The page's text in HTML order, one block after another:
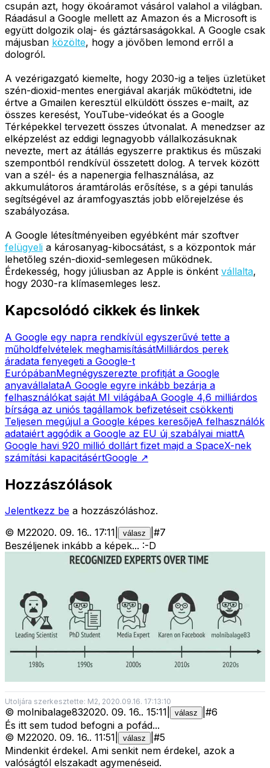
csupán azt, hogy ökoáramot vásárol valahol a világban.
Ráadásul a Google mellett az Amazon és a Microsoft is
együtt dolgozik olaj- és gáztársaságokkal. A Google csak
májusban közölte, hogy a jövőben lemond erről a
dologról.
A vezérigazgató kiemelte, hogy 2030-ig a teljes üzletüket
szén-dioxid-mentes energiával akarják működtetni, ide
értve a Gmailen keresztül elküldött összes e-mailt, az
összes keresést, YouTube-videókat és a Google
Térképekkel tervezett összes útvonalat. A menedzser az
elképzelést az eddigi legnagyobb vállalkozásuknak
nevezte, mert az átállás egyszerre praktikus és műszaki
szempontból rendkívül összetett dolog. A tervek között
van a szél- és a napenergia felhasználása, az
akkumulátoros áramtárolás erősítése, s a gépi tanulás
segítségével az áramfogyasztás jobb előrejelzése és
szabályozása.
A Google létesítményeiben egyébként már szoftver
felügyeli a károsanyag-kibocsátást, s a központok már
lehetőleg szén-dioxid-semlegesen működnek.
Érdekesség, hogy júliusban az Apple is önként vállalta,
hogy 2030-ra klímasemleges lesz.
Kapcsolódó cikkek és linkek
A Google egy napra rendkívül egyszerűvé tette a
műholdfelvételek meghamisításátMilliárdos perek
áradata fenyegeti a Google-t
EurópábanMegnégyszerezte profitját a Google
anyavállalataA Google egyre inkább bezárja a
felhasználókat saját MI világábaA Google 4,6 milliárdos
bírsága az uniós tagállamok befizetéseit csökkenti
Teljesen megújul a Google képes keresőjeA felhasználók
adataiért aggódik a Google az EU új szabályai miattA
Google havi 920 millió dollárt fizet majd a SpaceX-nek
számítási kapacitásértGoogle ↗
Hozzászólások
Jelentkezz be a hozzászóláshoz.
© M22020. 09. 16.. 17:11 válasz #7
Beszéljenek inkább a képek... :-D
Utoljára szerkesztette: M2, 2020.09.16. 17:13:10
© molnibalage832020. 09. 16.. 15:11 válasz #6
És itt sem tudod befogni a pofád...
© M22020. 09. 16.. 11:51 válasz #5
Mindenkit érdekel. Ami senkit nem érdekel, azok a
valóságtól elszakadt agymenéseid.